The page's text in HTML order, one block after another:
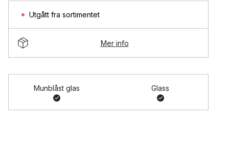
Utgått fra sortimentet
Mer info
Munblåst glas Glass